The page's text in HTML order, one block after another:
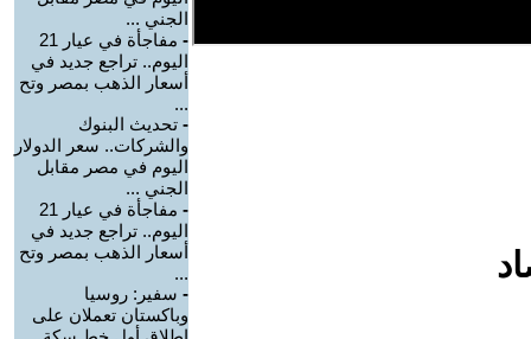
الجني ...
-
مفاجأة في عيار 21
اليوم.. تراجع جديد في
أسعار الذهب بمصر وتح
...
- تحديث البنوك
والشركات.. سعر الدولار
اليوم في مصر مقابل
الجني ...
-
مفاجأة في عيار 21
اليوم.. تراجع جديد في
أسعار الذهب بمصر وتح
...
- سفير: روسيا
وباكستان تعملان على